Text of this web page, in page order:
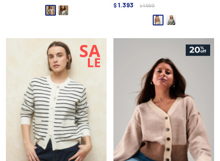
$ 1.393 $ 1.990